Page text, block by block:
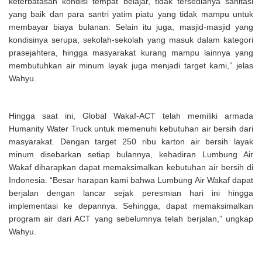
yang baik dan para santri yatim piatu yang tidak mampu untuk
membayar biaya bulanan. Selain itu juga, masjid-masjid yang
kondisinya serupa, sekolah-sekolah yang masuk dalam kategori
prasejahtera, hingga masyarakat kurang mampu lainnya yang
membutuhkan air minum layak juga menjadi target kami,” jelas
Wahyu.
Hingga saat ini, Global Wakaf-ACT telah memiliki armada
Humanity Water Truck untuk memenuhi kebutuhan air bersih dari
masyarakat. Dengan target 250 ribu karton air bersih layak
minum disebarkan setiap bulannya, kehadiran Lumbung Air
Wakaf diharapkan dapat memaksimalkan kebutuhan air bersih di
Indonesia. “Besar harapan kami bahwa Lumbung Air Wakaf dapat
berjalan dengan lancar sejak peresmian hari ini hingga
implementasi ke depannya. Sehingga, dapat memaksimalkan
program air dari ACT yang sebelumnya telah berjalan,” ungkap
Wahyu.